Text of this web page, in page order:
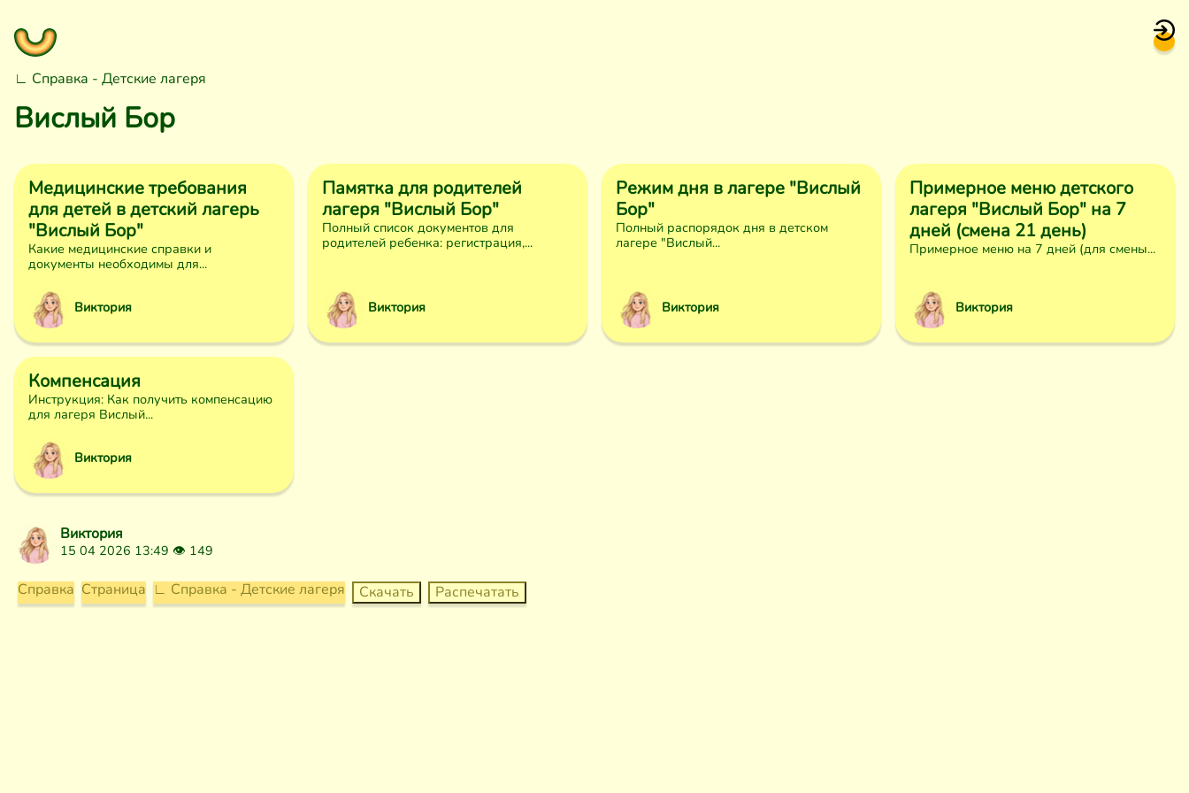
∟ Справка - Детские лагеря
Вислый Бор
Медицинские требования
для детей в детский лагерь
"Вислый Бор"
Какие медицинские справки и
документы необходимы для...
Виктория
Памятка для родителей
лагеря "Вислый Бор"
Полный список документов для
родителей ребенка: регистрация,...
Виктория
Режим дня в лагере "Вислый
Бор"
Полный распорядок дня в детском
лагере "Вислый...
Виктория
Примерное меню детского
лагеря "Вислый Бор" на 7
дней (смена 21 день)
Примерное меню на 7 дней (для смены...
Виктория
Компенсация
Инструкция: Как получить компенсацию
для лагеря Вислый...
Виктория
Виктория
15 04 2026 13:49 👁 149
Справка Страница ∟ Справка - Детские лагеря Скачать Распечатать